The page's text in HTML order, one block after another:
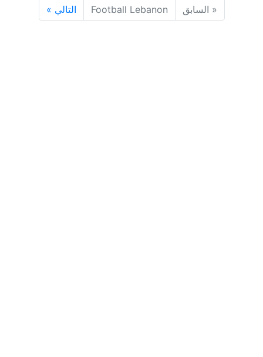
« السابق Football Lebanon التالي »